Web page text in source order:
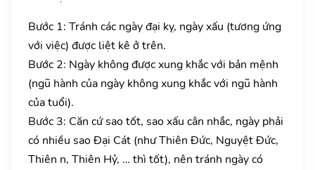
Bước 1: Tránh các ngày đại kỵ, ngày xấu (tương ứng
với việc) được liệt kê ở trên.
Bước 2: Ngày không được xung khắc với bản mệnh
(ngũ hành của ngày không xung khắc với ngũ hành
của tuổi).
Bước 3: Căn cứ sao tốt, sao xấu cân nhắc, ngày phải
có nhiều sao Đại Cát (như Thiên Đức, Nguyệt Đức,
Thiên n, Thiên Hỷ, … thì tốt), nên tránh ngày có